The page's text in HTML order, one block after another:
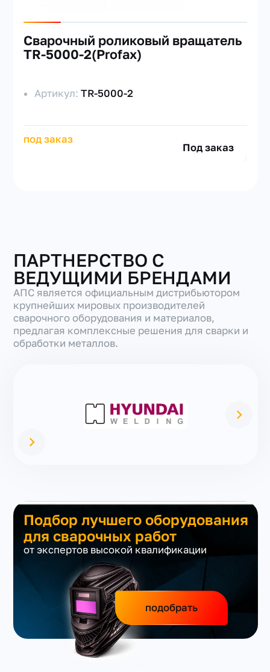
Сварочный роликовый вращатель
TR-5000-2(Profax)
Артикул:TR-5000-2
под заказ
Под заказ
ПАРТНЕРСТВО С
ВЕДУЩИМИ БРЕНДАМИ
АПС является официальным дистрибьютором
крупнейших мировых производителей
сварочного оборудования и материалов,
предлагая комплексные решения для сварки и
обработки металлов.
Подбор лучшего оборудования
для сварочных работ
от экспертов высокой квалификации
подобрать